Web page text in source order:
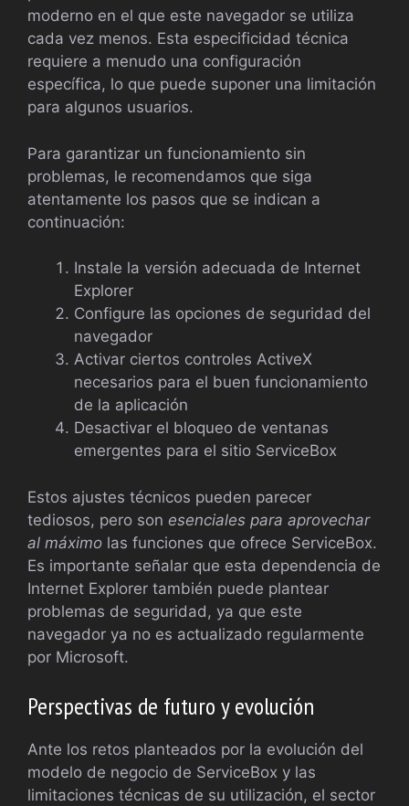
moderno en el que este navegador se utiliza
cada vez menos. Esta especificidad técnica
requiere a menudo una configuración
específica, lo que puede suponer una limitación
para algunos usuarios.
Para garantizar un funcionamiento sin
problemas, le recomendamos que siga
atentamente los pasos que se indican a
continuación:
Instale la versión adecuada de Internet
Explorer
Configure las opciones de seguridad del
navegador
Activar ciertos controles ActiveX
necesarios para el buen funcionamiento
de la aplicación
Desactivar el bloqueo de ventanas
emergentes para el sitio ServiceBox
Estos ajustes técnicos pueden parecer
tediosos, pero son esenciales para aprovechar
al máximo las funciones que ofrece ServiceBox.
Es importante señalar que esta dependencia de
Internet Explorer también puede plantear
problemas de seguridad, ya que este
navegador ya no es actualizado regularmente
por Microsoft.
Perspectivas de futuro y evolución
Ante los retos planteados por la evolución del
modelo de negocio de ServiceBox y las
limitaciones técnicas de su utilización, el sector